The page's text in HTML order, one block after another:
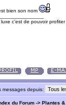
bien son nom
c'est de pouvoir
messages depuis:
du Forum -> Plantes